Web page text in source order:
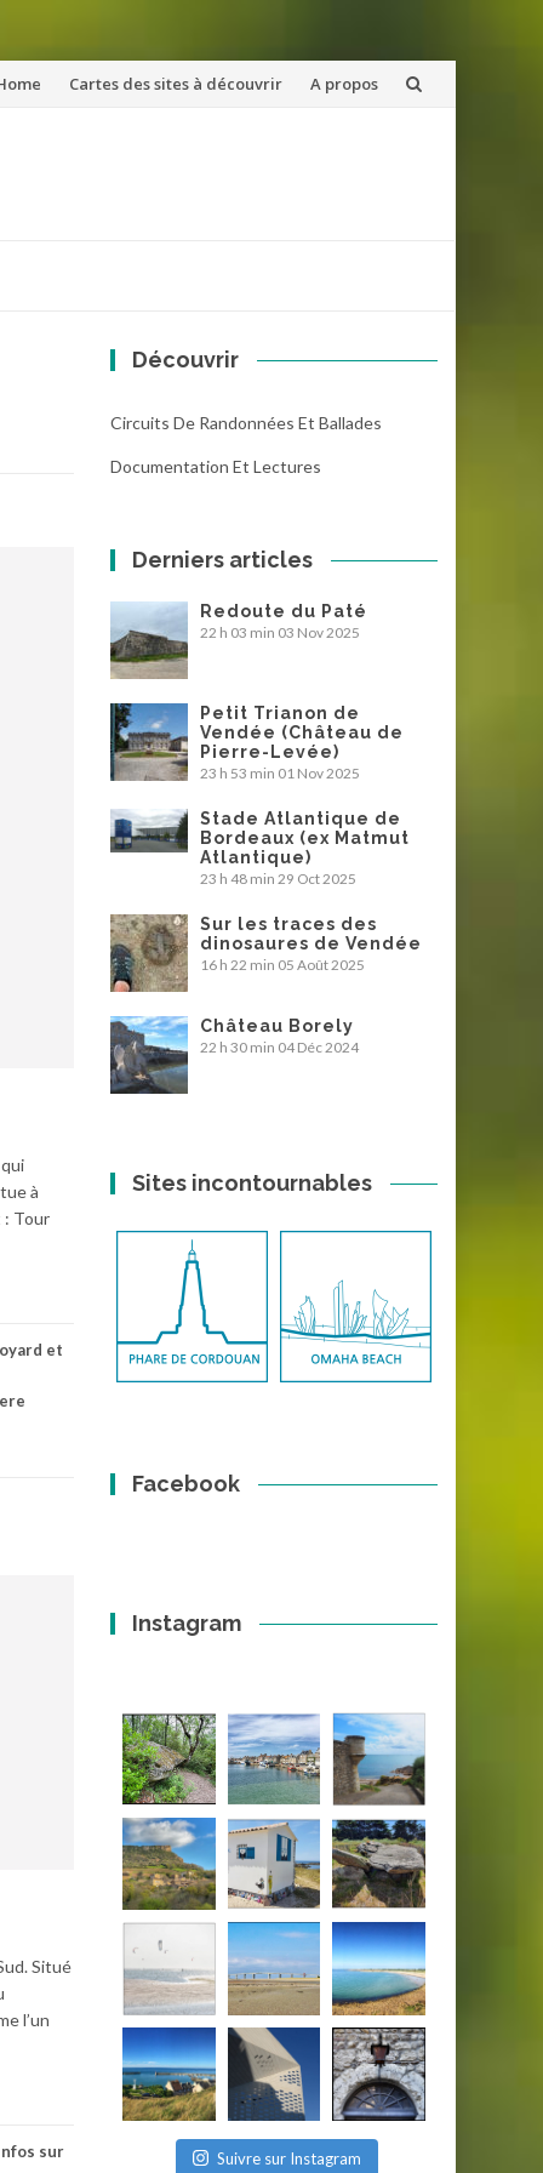
Cartes des sites à découvrir A propos
à
: Tour
et
Situé
l’un
sur
Découvrir
Circuits De Randonnées Et Ballades
Documentation Et Lectures
Derniers articles
Redoute du Paté
22 h 03 min 03 Nov 2025
Petit Trianon de
Vendée (Château de
Pierre-Levée)
23 h 53 min 01 Nov 2025
Stade Atlantique de
Bordeaux (ex Matmut
Atlantique)
23 h 48 min 29 Oct 2025
Sur les traces des
dinosaures de Vendée
16 h 22 min 05 Août 2025
Château Borely
22 h 30 min 04 Déc 2024
Sites incontournables
Facebook
Instagram
Suivre sur Instagram